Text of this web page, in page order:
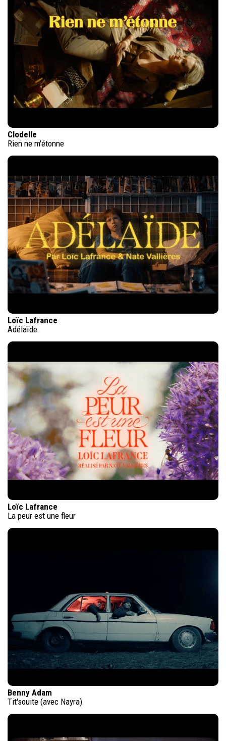
Clodelle
Rien ne m'étonne
Loïc Lafrance
Adélaïde
Loïc Lafrance
La peur est une fleur
Benny Adam
Tit'souite (avec Nayra)